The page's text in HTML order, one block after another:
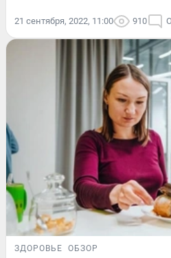
21 сентября, 2022, 11:00 910
ЗДОРОВЬЕ ОБЗОР